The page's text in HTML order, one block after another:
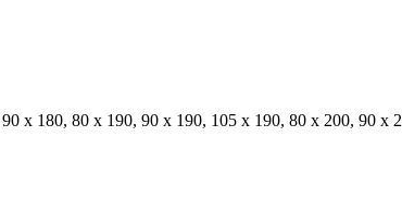
x 180, 80 x 190, 90 x 190, 105 x 190, 80 x 200, 90 x